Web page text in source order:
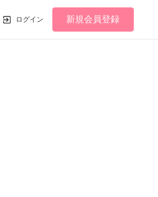
ログイン 新規会員登録